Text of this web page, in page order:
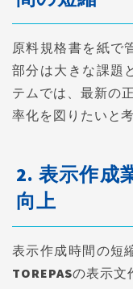
原料規格書を紙で
部分は大きな課題
テムでは、最新の
率化を図りたいと
2. 表示作成
向上
表示作成時間の短
TOREPASの表示